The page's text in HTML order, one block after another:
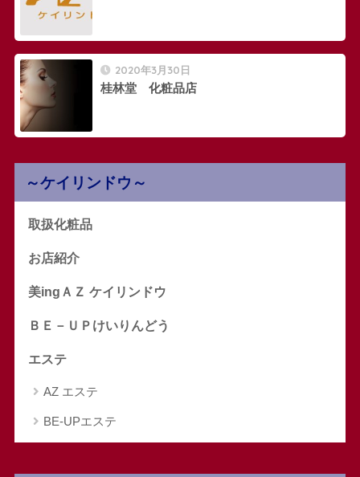
2020年3月30日
桂林堂 化粧品店
～ケイリンドウ～
取扱化粧品
お店紹介
美ingＡＺ ケイリンドウ
ＢＥ－ＵＰけいりんどう
エステ
AZ エステ
BE-UPエステ